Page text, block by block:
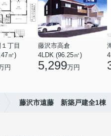
丁目
㎡)
円
藤沢市高倉
4LDK (96.25㎡)
5,299万円
藤沢市遠藤 新築戸建全1棟